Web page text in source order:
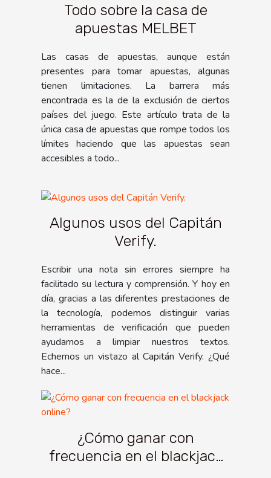
Todo sobre la casa de
apuestas MELBET
Las casas de apuestas, aunque están
presentes para tomar apuestas, algunas
tienen limitaciones. La barrera más
encontrada es la de la exclusión de ciertos
países del juego. Este artículo trata de la
única casa de apuestas que rompe todos los
límites haciendo que las apuestas sean
accesibles a todo...
Algunos usos del Capitán
Verify.
Escribir una nota sin errores siempre ha
facilitado su lectura y comprensión. Y hoy en
día, gracias a las diferentes prestaciones de
la tecnología, podemos distinguir varias
herramientas de verificación que pueden
ayudarnos a limpiar nuestros textos.
Echemos un vistazo al Capitán Verify. ¿Qué
hace...
¿Cómo ganar con
frecuencia en el blackjack